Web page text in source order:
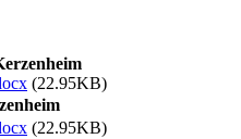
(22.95KB)
(22.95KB)